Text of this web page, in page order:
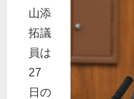
山添
拓議
員は
27
日の